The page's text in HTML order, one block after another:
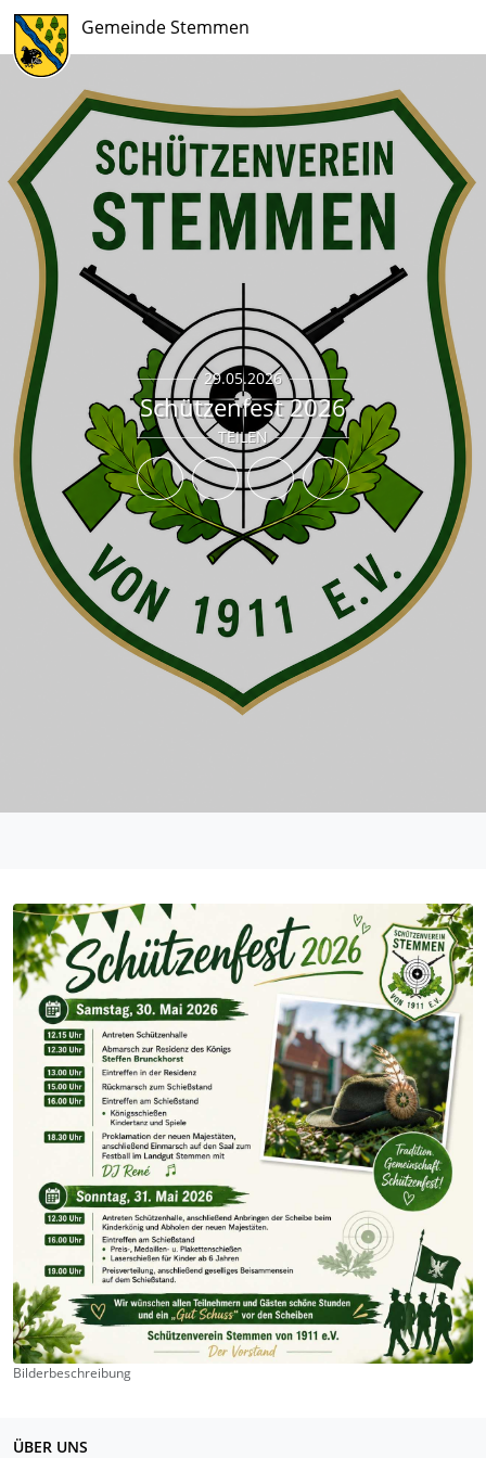
Gemeinde Stemmen
29.05.2026
Schützenfest 2026
TEILEN
Bilderbeschreibung
ÜBER UNS